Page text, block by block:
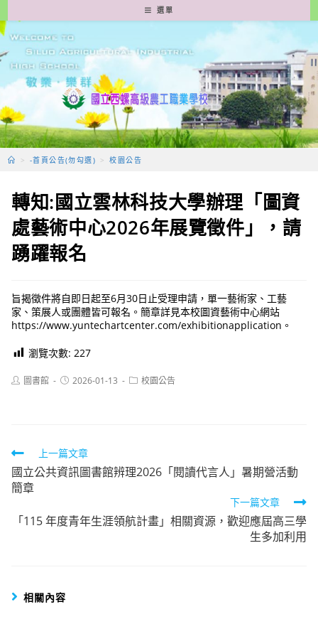
轉
至
要
容
選單
> -首頁公告(勿勾選) > 校園公告
轉知:國立雲林科技大學辦理「圖資
處藝術中心2026年展覽徵件」，請
踴躍報名
旨揭徵件將自即日起至6月30日止受理申請，單一藝術家、工藝
家、策展人或團體皆可報名。簡章詳見本校圖資藝術中心網站
https://www.yuntechartcenter.com/exhibitionapplication。
瀏覽次數: 227
Post圖書館
Post2026-01-13
Post校園公告
Read
more
articles
上一篇文章
國立公共資訊圖書館辨理2026「閱讀代言人」暑期營活動
簡章
下一篇文章
「115 年度青年生涯領航計畫」相關資源，歡迎應屆高三學
生多加利用
相關內容